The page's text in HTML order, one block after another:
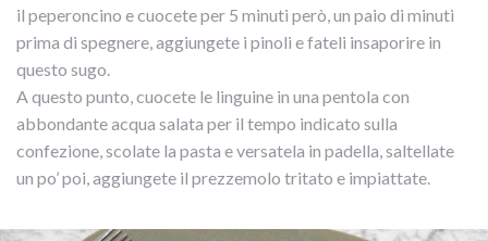
il peperoncino e cuocete per 5 minuti però, un paio di minuti
prima di spegnere, aggiungete i pinoli e fateli insaporire in
questo sugo.
A questo punto, cuocete le linguine in una pentola con
abbondante acqua salata per il tempo indicato sulla
confezione, scolate la pasta e versatela in padella, saltellate
un po’ poi, aggiungete il prezzemolo tritato e impiattate.